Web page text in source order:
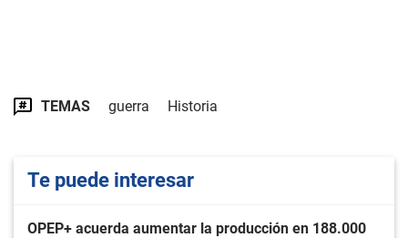
TEMAS guerra Historia
Te puede interesar
OPEP+ acuerda aumentar la producción en 188.000